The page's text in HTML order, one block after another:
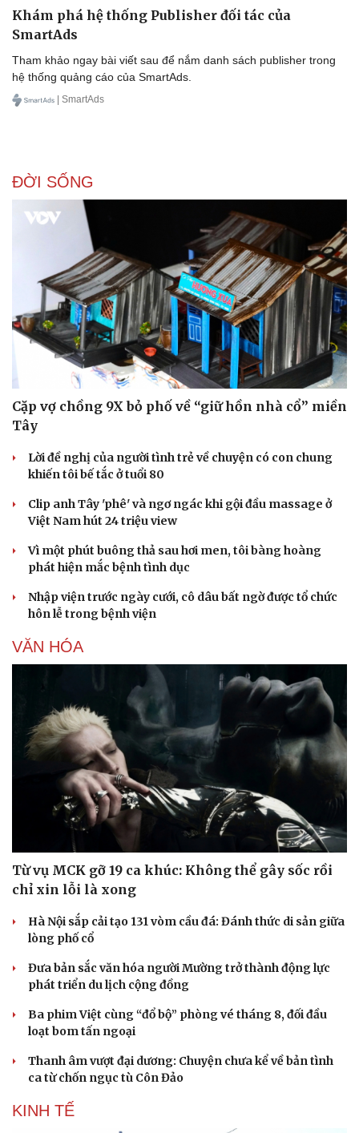
Doanh nghiệp
Thông tin doanh nghiệp
Khám phá hệ thống Publisher đối tác của
SmartAds
Tham khảo ngay bài viết sau để nắm danh sách publisher trong
hệ thống quảng cáo của SmartAds.
| SmartAds
ĐỜI SỐNG
Cặp vợ chồng 9X bỏ phố về “giữ hồn nhà cổ” miền
Tây
Lời đề nghị của người tình trẻ về chuyện có con chung
khiến tôi bế tắc ở tuổi 80
Clip anh Tây 'phê' và ngơ ngác khi gội đầu massage ở
Việt Nam hút 24 triệu view
Vì một phút buông thả sau hơi men, tôi bàng hoàng
phát hiện mắc bệnh tình dục
Nhập viện trước ngày cưới, cô dâu bất ngờ được tổ chức
hôn lễ trong bệnh viện
VĂN HÓA
Từ vụ MCK gỡ 19 ca khúc: Không thể gây sốc rồi
chỉ xin lỗi là xong
Hà Nội sắp cải tạo 131 vòm cầu đá: Đánh thức di sản giữa
lòng phố cổ
Đưa bản sắc văn hóa người Mường trở thành động lực
phát triển du lịch cộng đồng
Ba phim Việt cùng “đổ bộ” phòng vé tháng 8, đối đầu
loạt bom tấn ngoại
Thanh âm vượt đại dương: Chuyện chưa kể về bản tình
ca từ chốn ngục tù Côn Đảo
KINH TẾ